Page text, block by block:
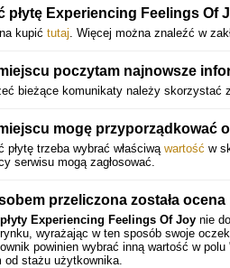
płytę Experiencing Feelings Of
kupić tutaj. Więcej można znaleźć w
poczytam najnowsze
bieżące komunikaty należy skorzystać
mogę przyporządkować
płytę trzeba wybrać właściwą wartość w
serwisu mogą zagłosować.
przeliczona została ocena
Experiencing Feelings Of Joy nie
wyrażając w ten sposób swoje
powinien wybrać inną wartość w polu
od stażu użytkownika.